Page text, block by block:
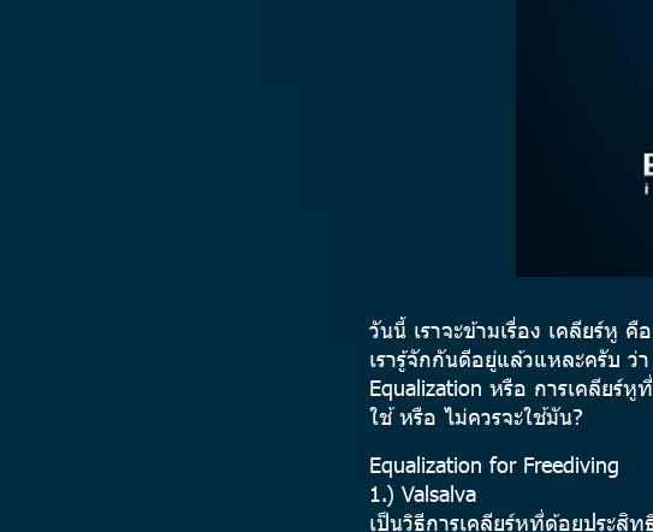
วันนี้ เราจะข้ามเรื่อง เคลียร์หู
เรารู้จักกันดีอยู่แล้วแหละครับ ว่
Equalization หรือ การเคลียร์หู
ใช้ หรือ ไม่ควรจะใช้มัน?
Equalization for Freediving
1.) Valsalva
เป็นวิธีการเคลียร์หูที่ด้อยประสิ